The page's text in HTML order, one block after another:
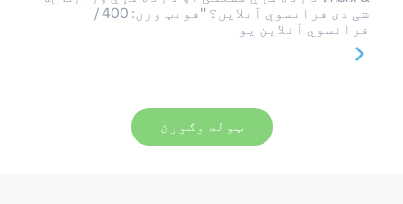
شی دی فرانسوي آنلاین؟ "فونټ وزن: 400 /
فرانسوي آنلاین یو
ټوله وګورئ